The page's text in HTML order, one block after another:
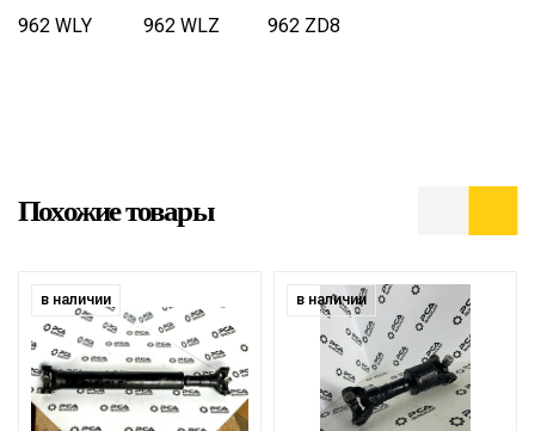
962 WLY
962 WLZ 962 ZD8
Похожие товары
в наличии в наличии